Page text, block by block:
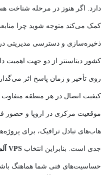
دارد. اگر هنوز در مرحله شناخت
ذخیره‌سازی و دسترسی مدیریتی
کشور دیتاسنتر از دو جهت اهمیت
روی تأخیر و زمان پاسخ اثر
کیفیت اتصال در هر منطقه
موقعیت مرکزی در اروپا و حضور
هاب‌های تبادل ترافیک، برای
جدی است. بنابراین انتخاب
حساسیت‌های فنی شما هماهنگ